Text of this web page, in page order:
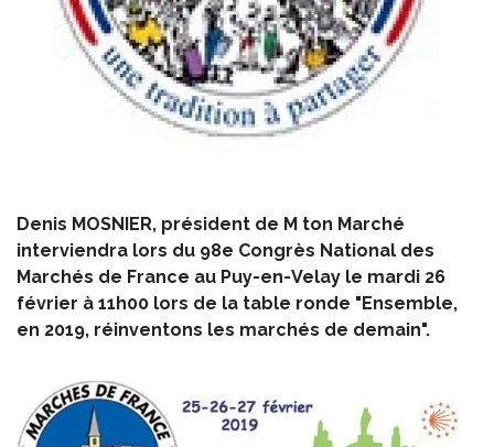
Denis MOSNIER, président de M ton Marché
interviendra lors du 98e Congrès National des
Marchés de France au Puy-en-Velay le mardi 26
février à 11h00 lors de la table ronde "Ensemble,
en 2019, réinventons les marchés de demain".